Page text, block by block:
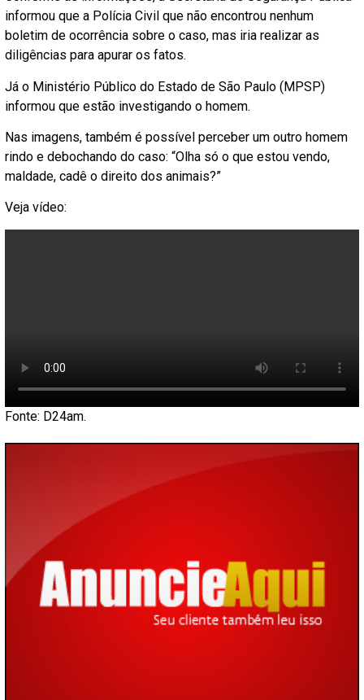
informou que a Polícia Civil que não encontrou nenhum
boletim de ocorrência sobre o caso, mas iria realizar as
diligências para apurar os fatos.
Já o Ministério Público do Estado de São Paulo (MPSP)
informou que estão investigando o homem.
Nas imagens, também é possível perceber um outro homem
rindo e debochando do caso: “Olha só o que estou vendo,
maldade, cadê o direito dos animais?”
Veja vídeo:
Fonte: D24am.